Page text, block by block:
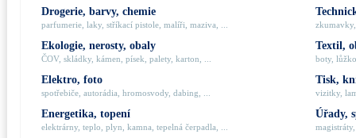
Drogerie, barvy, chemie
parfumerie, laky, stříkací pistole, malíři, maziva, ...
Ekologie, nerosty, obaly
ČOV, skládky, kámen, písek, palety, karton, ...
Elektro, foto
spotřebiče, autorádia, hromosvody, dabing, ...
Energetika, topení
elektrárny, teplo, plyn, kamna, tepelná čerpadla, ...
Textil,
boty,
Tisk,
vizitky,
Úřady,